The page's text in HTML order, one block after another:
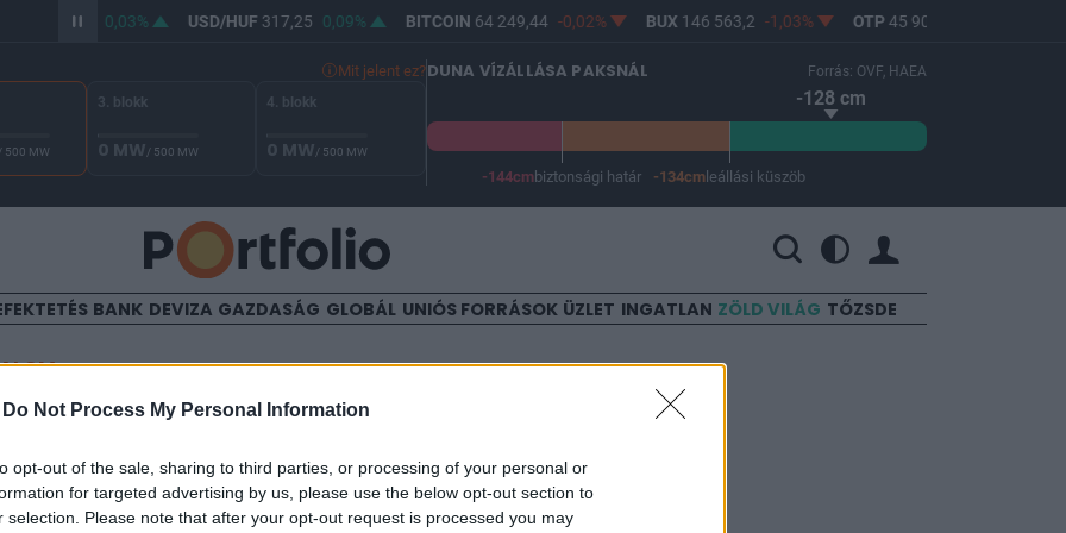
Do Not Process My Personal Information
opt-out of the sale, sharing to third parties, or processing of your personal or
for targeted advertising by us, please use the below opt-out section to
selection. Please note that after your opt-out request is processed you may
365,52 0,03% USD/HUF 317,25 0,09% BITCOIN64 249,44 -0,02% BUX146 563,2 -1,03% OTP 45 900
Mit jelent ez?
/ 500 MW
3. blokk
0 MW/ 500 MW
4. blokk
0 MW/ 500 MW
DUNA VÍZÁLLÁSA PAKSNÁL Forrás: OVF, HAEA
-128 cm
-144cm biztonsági határ -134cm leállási küszöb
BANK DEVIZA GAZDASÁG GLOBÁL UNIÓS FORRÁSOK ÜZLET INGATLAN ZÖLD VILÁG TŐZSDE
költene a Microsoft a Dellre